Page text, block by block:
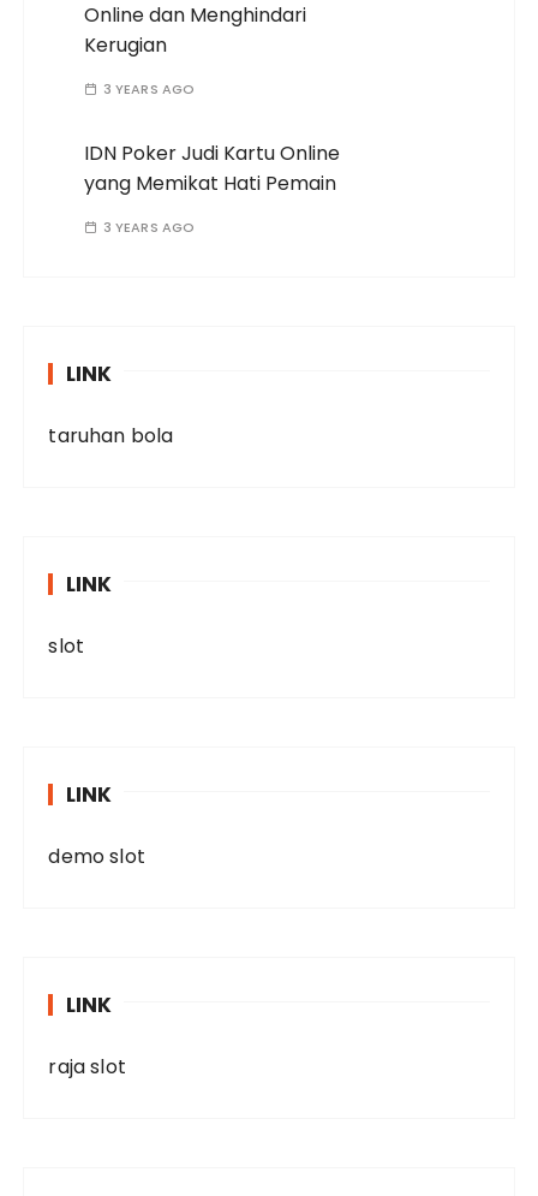
Online dan Menghindari
Kerugian
3 YEARS AGO
IDN Poker Judi Kartu Online
yang Memikat Hati Pemain
3 YEARS AGO
LINK
taruhan bola
LINK
slot
LINK
demo slot
LINK
raja slot